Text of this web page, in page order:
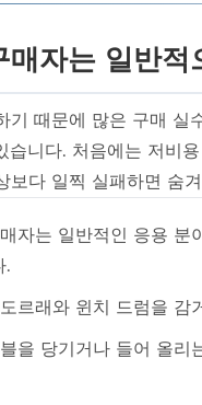
자는 일반
때문에 많은 구매
니다. 처음에는 저비
다 일찍 실패하면 숨
자는 일반적인 응용 분
.
르래와 윈치 드럼을
을 당기거나 들어 올